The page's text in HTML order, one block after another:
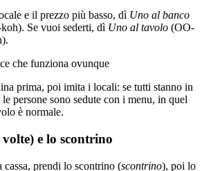
e il prezzo più basso, dì Uno al banco
Se vuoi sederti, dì Uno al tavolo (OO-
che funziona ovunque
prima, poi imita i locali: se tutti stanno in
persone sono sedute con i menu, in quel
è normale.
e lo scontrino
prendi lo scontrino (scontrino), poi lo